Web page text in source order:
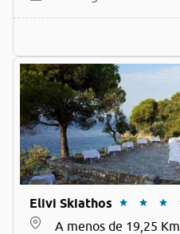
Elivi Skiathos
A menos de 19,25 Km